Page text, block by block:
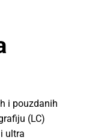
i pouzdanih
(LC)
ultra